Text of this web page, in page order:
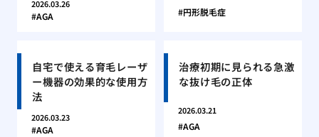
2026.03.26
AGA 円形脱毛症
自宅で使える育毛レーザ
ー機器の効果的な使用方
法
2026.03.23
AGA
治療初期に見られる急激
な抜け毛の正体
2026.03.21
AGA